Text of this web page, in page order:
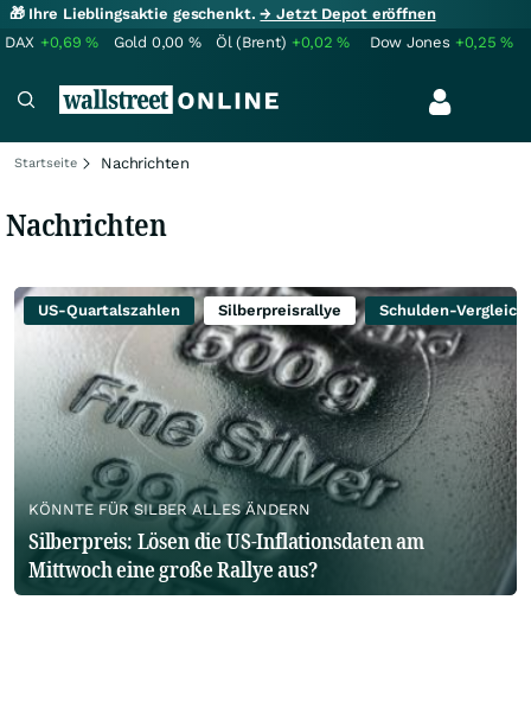
🎁 Ihre Lieblingsaktie geschenkt.→ Jetzt Depot eröffnen
DAX +0,69% Gold 0,00 % Öl (Brent) +0,02% Dow Jones +0,25%
Startseite Nachrichten
Nachrichten
KÖNNTE FÜR SILBER ALLES ÄNDERN
Silberpreis: Lösen die US-Inflationsdaten am
Mittwoch eine große Rallye aus?
US-Quartalszahlen Silberpreisrallye Schulden-Vergleich